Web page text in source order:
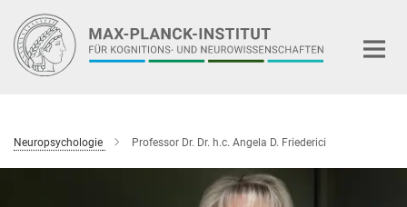
Hauptinhalt
Neuropsychologie Professor Dr. Dr. h.c. Angela D. Friederici